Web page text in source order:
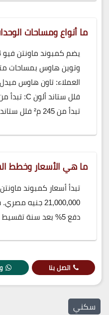
ما أنواع ومساحات
وتوين هاوس بمساحات
تبدأ من 245 م² فلل ستاند ألون A: تبدأ من 275 م²
ما هي الأسعار وخطط
دفع 5% بعد سنة تقسيط الباقي على 9 سنوات
اتصل بنا
سكني